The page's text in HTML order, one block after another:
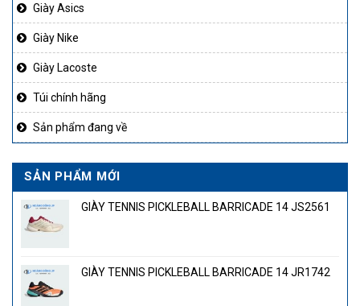
Giày Asics
Giày Nike
Giày Lacoste
Túi chính hãng
Sản phẩm đang về
SẢN PHẨM MỚI
GIÀY TENNIS PICKLEBALL BARRICADE 14 JS2561
GIÀY TENNIS PICKLEBALL BARRICADE 14 JR1742